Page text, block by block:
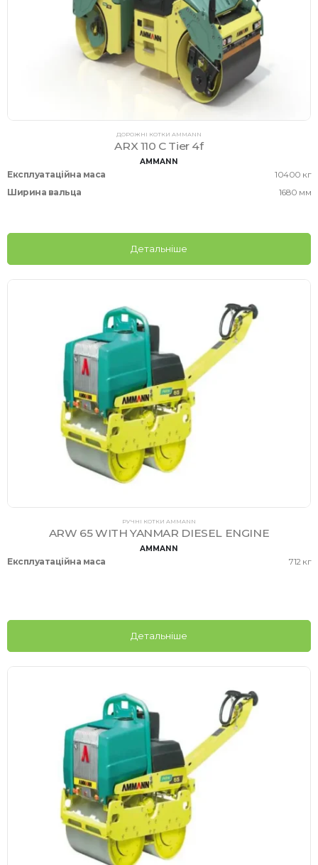
ДОРОЖНІ КОТКИ AMMANN
ARX 110 C Tier 4f
AMMANN
Експлуатаційна маса
10400 кг
Ширина вальца
1680 мм
Детальніше
РУЧНІ КОТКИ AMMANN
ARW 65 WITH YANMAR DIESEL ENGINE
AMMANN
Експлуатаційна маса 712 кг
Детальніше